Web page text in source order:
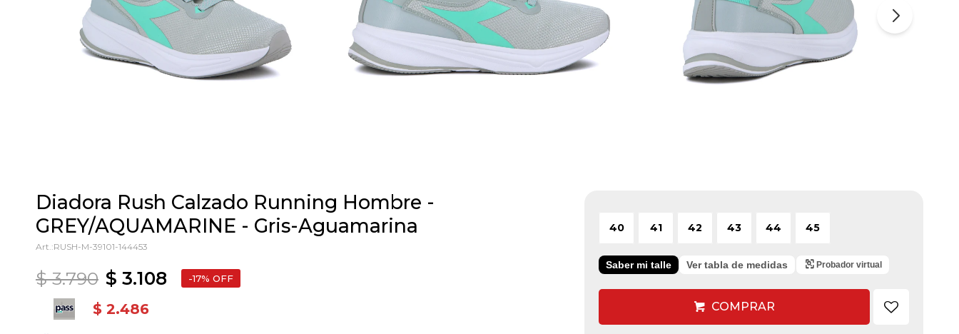
Diadora Rush Calzado Running Hombre -
GREY/AQUAMARINE - Gris-Aguamarina
RUSH-M-39101-144453
$ 3.108
$ 3.790 17
$ 2.486
40 41 42 43 44 45
Saber mi talle Ver tabla de medidas Probador virtual
COMPRAR